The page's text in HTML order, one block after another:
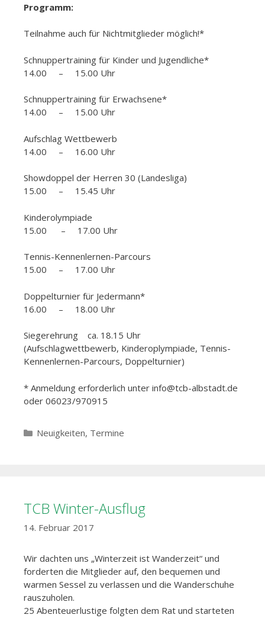
Programm:
Teilnahme auch für Nichtmitglieder möglich!*
Schnuppertraining für Kinder und Jugendliche*
14.00 – 15.00 Uhr
Schnuppertraining für Erwachsene*
14.00 – 15.00 Uhr
Aufschlag Wettbewerb
14.00 – 16.00 Uhr
Showdoppel der Herren 30 (Landesliga)
15.00 – 15.45 Uhr
Kinderolympiade
15.00 – 17.00 Uhr
Tennis-Kennenlernen-Parcours
15.00 – 17.00 Uhr
Doppelturnier für Jedermann*
16.00 – 18.00 Uhr
Siegerehrung ca. 18.15 Uhr
(Aufschlagwettbewerb, Kinderoplympiade, Tennis-
Kennenlernen-Parcours, Doppelturnier)
* Anmeldung erforderlich unter info@tcb-albstadt.de
oder 06023/970915
Kategorien
Neuigkeiten, Termine
TCB Winter-Ausflug
14. Februar 2017
Wir dachten uns „Winterzeit ist Wanderzeit“ und
forderten die Mitglieder auf, den bequemen und
warmen Sessel zu verlassen und die Wanderschuhe
rauszuholen.
25 Abenteuerlustige folgten dem Rat und starteten